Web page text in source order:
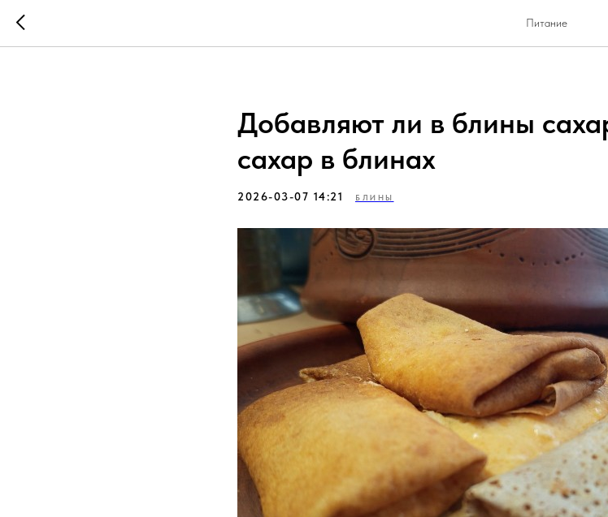
Питание
Добавляют ли в блины
сахар в блинах
2026-03-07 14:21 БЛИНЫ